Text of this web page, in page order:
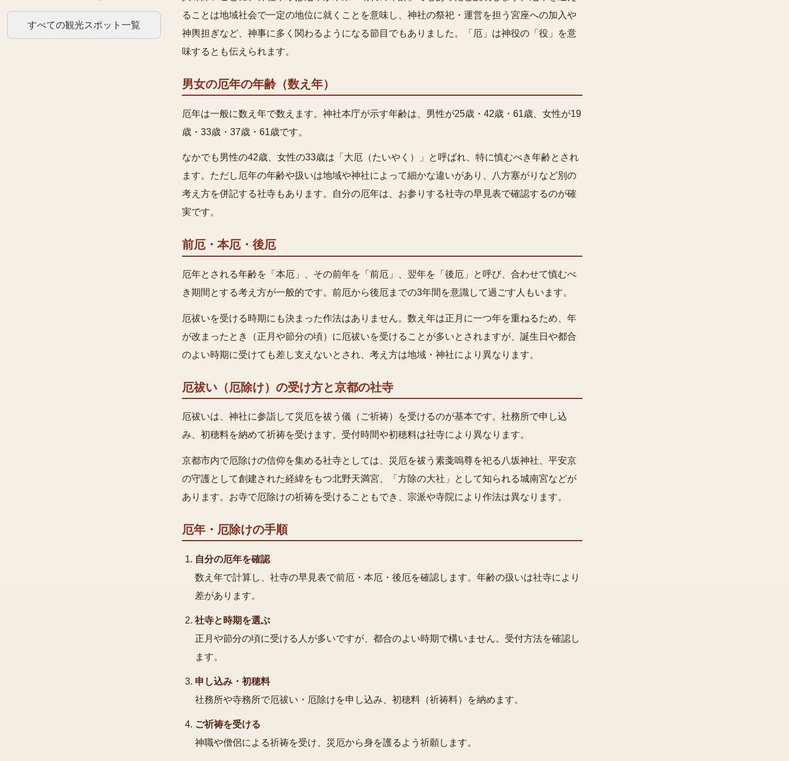
すべての観光スポット一覧
ることは地域社会で一定の地位に就くことを意味し、神社の祭祀・運営を担う宮座への加入や
神輿担ぎなど、神事に多く関わるようになる節目でもありました。「厄」は神役の「役」を意
味するとも伝えられます。
男女の厄年の年齢（数え年）
厄年は一般に数え年で数えます。神社本庁が示す年齢は、男性が25歳・42歳・61歳、女性が19
歳・33歳・37歳・61歳です。
なかでも男性の42歳、女性の33歳は「大厄（たいやく）」と呼ばれ、特に慎むべき年齢とされ
ます。ただし厄年の年齢や扱いは地域や神社によって細かな違いがあり、八方塞がりなど別の
考え方を併記する社寺もあります。自分の厄年は、お参りする社寺の早見表で確認するのが確
実です。
前厄・本厄・後厄
厄年とされる年齢を「本厄」、その前年を「前厄」、翌年を「後厄」と呼び、合わせて慎むべ
き期間とする考え方が一般的です。前厄から後厄までの3年間を意識して過ごす人もいます。
厄祓いを受ける時期にも決まった作法はありません。数え年は正月に一つ年を重ねるため、年
が改まったとき（正月や節分の頃）に厄祓いを受けることが多いとされますが、誕生日や都合
のよい時期に受けても差し支えないとされ、考え方は地域・神社により異なります。
厄祓い（厄除け）の受け方と京都の社寺
厄祓いは、神社に参詣して災厄を祓う儀（ご祈祷）を受けるのが基本です。社務所で申し込
み、初穂料を納めて祈祷を受けます。受付時間や初穂料は社寺により異なります。
京都市内で厄除けの信仰を集める社寺としては、災厄を祓う素戔嗚尊を祀る八坂神社、平安京
の守護として創建された経緯をもつ北野天満宮、「方除の大社」として知られる城南宮などが
あります。お寺で厄除けの祈祷を受けることもでき、宗派や寺院により作法は異なります。
厄年・厄除けの手順
自分の厄年を確認
数え年で計算し、社寺の早見表で前厄・本厄・後厄を確認します。年齢の扱いは社寺により
差があります。
社寺と時期を選ぶ
正月や節分の頃に受ける人が多いですが、都合のよい時期で構いません。受付方法を確認し
ます。
申し込み・初穂料
社務所や寺務所で厄祓い・厄除けを申し込み、初穂料（祈祷料）を納めます。
ご祈祷を受ける
神職や僧侶による祈祷を受け、災厄から身を護るよう祈願します。